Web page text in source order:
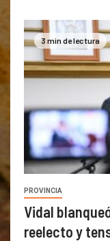
3 min de lectura
PROVINCIA
Vidal
reelecto y